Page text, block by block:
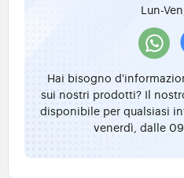
Lun-
Hai bisogno
sui nostri prodotti? Il
disponibile per qualsiasi
venerdì, dalle